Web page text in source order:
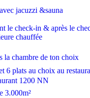
jacuzzi &sauna
le check-in & après le
chauffée
la chambre de ton choix
6 plats au choix au
1200 NN
3.000m²